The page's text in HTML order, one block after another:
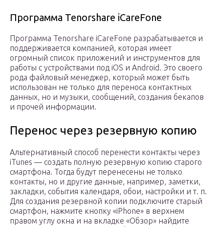
Программа Tenorshare iCareFone
Программа Tenorshare iCareFone разрабатывается и
поддерживается компанией, которая имеет
огромный список приложений и инструментов для
работы с устройствами под iOS и Android. Это своего
рода файловый менеджер, который может быть
использован не только для переноса контактных
данных, но и музыки, сообщений, создания бекапов
и прочей информации.
Перенос через резервную копию
Альтернативный способ перенести контакты через
iTunes — создать полную резервную копию старого
смартфона. Тогда будут перенесены не только
контакты, но и другие данные, например, заметки,
закладки, события календаря, обои, настройки и т. п.
Для создания резервной копии подключите старый
смартфон, нажмите кнопку «iPhone» в верхнем
правом углу окна и на вкладке «Обзор» найдите